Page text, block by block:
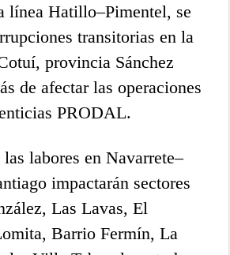
línea Hatillo–Pimentel, se
transitorias en la
provincia Sánchez
de afectar las operaciones
PRODAL.
labores en Navarrete–
impactarán sectores
Las Lavas, El
Barrio Fermín, La